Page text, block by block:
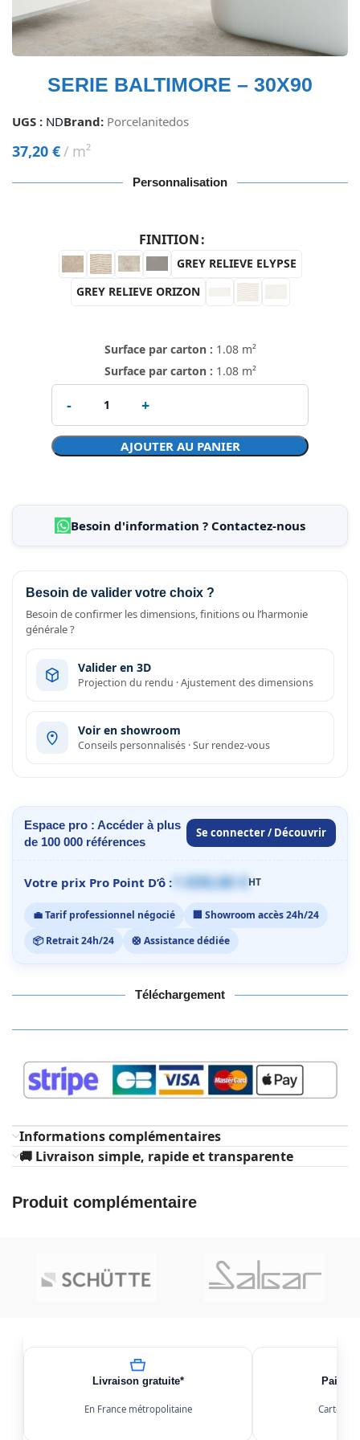
SERIE BALTIMORE – 30X90
UGS : NDBrand: Porcelanitedos
37,20 € m²
Personnalisation
FINITION
GREY RELIEVE ELYPSE
GREY RELIEVE ORIZON
Surface par carton : 1.08 m²
Surface par carton : 1.08 m²
AJOUTER AU PANIER
Besoin d'information ? Contactez-nous
Besoin de valider votre choix ?
Besoin de confirmer les dimensions, finitions ou l’harmonie
générale ?
Valider en 3D
Projection du rendu · Ajustement des dimensions
Voir en showroom
Conseils personnalisés · Sur rendez-vous
Espace pro : Accéder à plus
de 100 000 références
Se connecter / Découvrir
Votre prix Pro Point D’ô : 1 059,00 €HT
💼 Tarif professionnel négocié
🏢 Showroom accès 24h/24
📦 Retrait 24h/24
🛟 Assistance dédiée
Téléchargement
Informations complémentaires
🚚 Livraison simple, rapide et transparente
Produit complémentaire
Livraison gratuite*
En France métropolitaine Carte,